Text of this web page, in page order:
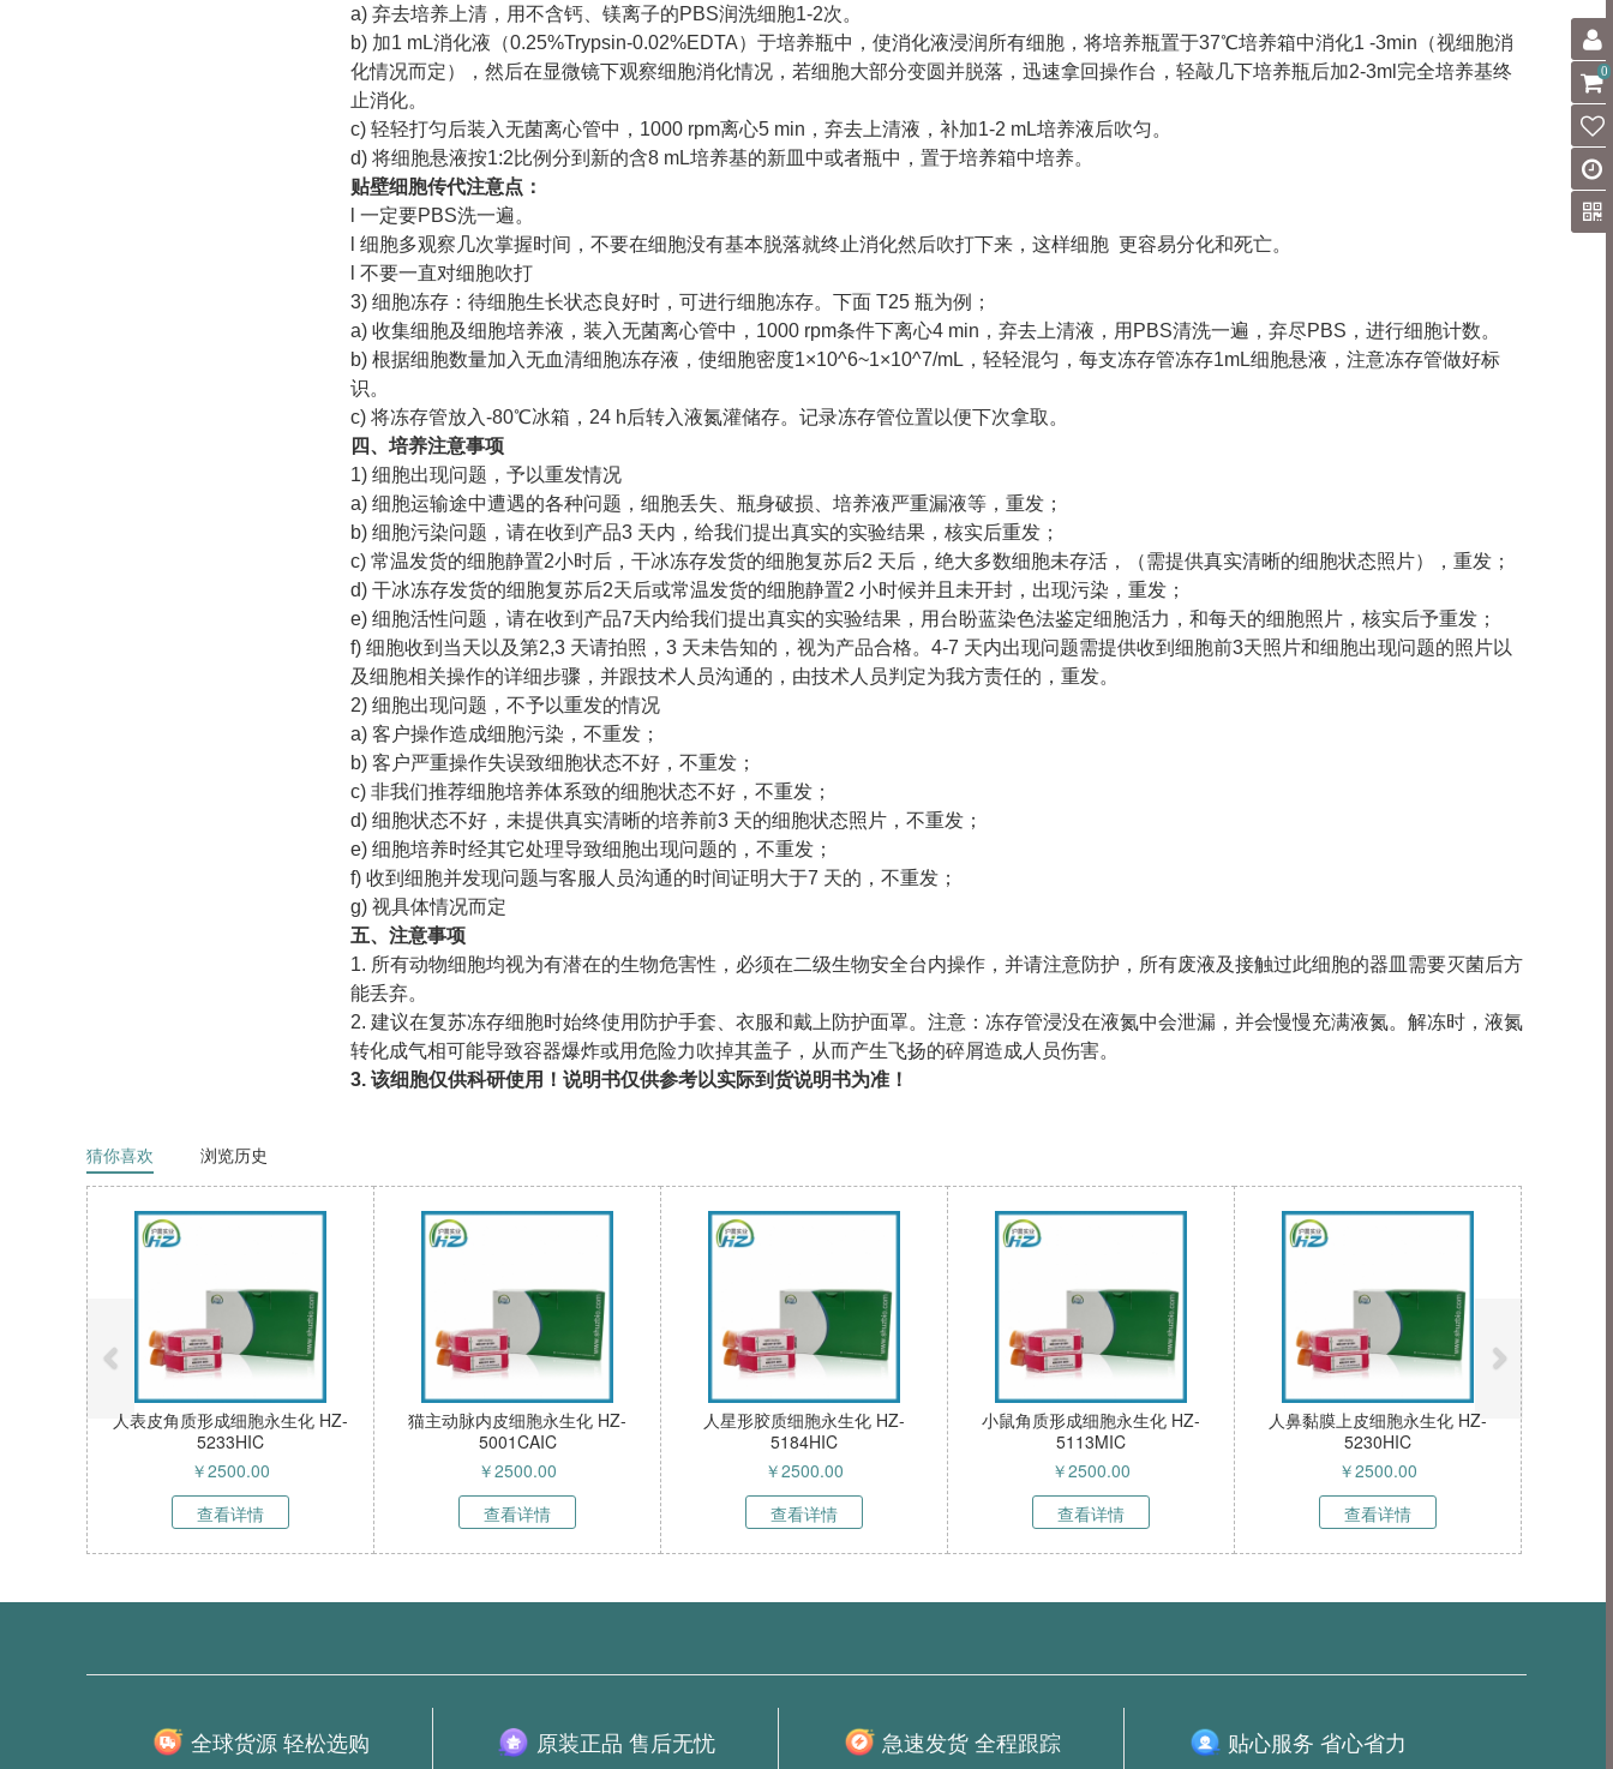
a) 弃去培养上清，用不含钙、镁离子的PBS润洗细胞1-2次。
b) 加1 mL消化液（0.25%Trypsin-0.02%EDTA）于培养瓶中，使消化液浸润所有细胞，将培养瓶置于37℃培养箱中消化1 -3min（视细胞消
化情况而定），然后在显微镜下观察细胞消化情况，若细胞大部分变圆并脱落，迅速拿回操作台，轻敲几下培养瓶后加2-3ml完全培养基终
止消化。
c) 轻轻打匀后装入无菌离心管中，1000 rpm离心5 min，弃去上清液，补加1-2 mL培养液后吹匀。
d) 将细胞悬液按1:2比例分到新的含8 mL培养基的新皿中或者瓶中，置于培养箱中培养。
贴壁细胞传代注意点：
l 一定要PBS洗一遍。
l 细胞多观察几次掌握时间，不要在细胞没有基本脱落就终止消化然后吹打下来，这样细胞 更容易分化和死亡。
l 不要一直对细胞吹打
3) 细胞冻存：待细胞生长状态良好时，可进行细胞冻存。下面 T25 瓶为例；
a) 收集细胞及细胞培养液，装入无菌离心管中，1000 rpm条件下离心4 min，弃去上清液，用PBS清洗一遍，弃尽PBS，进行细胞计数。
b) 根据细胞数量加入无血清细胞冻存液，使细胞密度1×10^6~1×10^7/mL，轻轻混匀，每支冻存管冻存1mL细胞悬液，注意冻存管做好标
识。
c) 将冻存管放入-80℃冰箱，24 h后转入液氮灌储存。记录冻存管位置以便下次拿取。
四、培养注意事项
1) 细胞出现问题，予以重发情况
a) 细胞运输途中遭遇的各种问题，细胞丢失、瓶身破损、培养液严重漏液等，重发；
b) 细胞污染问题，请在收到产品3 天内，给我们提出真实的实验结果，核实后重发；
c) 常温发货的细胞静置2小时后，干冰冻存发货的细胞复苏后2 天后，绝大多数细胞未存活，（需提供真实清晰的细胞状态照片），重发；
d) 干冰冻存发货的细胞复苏后2天后或常温发货的细胞静置2 小时候并且未开封，出现污染，重发；
e) 细胞活性问题，请在收到产品7天内给我们提出真实的实验结果，用台盼蓝染色法鉴定细胞活力，和每天的细胞照片，核实后予重发；
f) 细胞收到当天以及第2,3 天请拍照，3 天未告知的，视为产品合格。4-7 天内出现问题需提供收到细胞前3天照片和细胞出现问题的照片以
及细胞相关操作的详细步骤，并跟技术人员沟通的，由技术人员判定为我方责任的，重发。
2) 细胞出现问题，不予以重发的情况
a) 客户操作造成细胞污染，不重发；
b) 客户严重操作失误致细胞状态不好，不重发；
c) 非我们推荐细胞培养体系致的细胞状态不好，不重发；
d) 细胞状态不好，未提供真实清晰的培养前3 天的细胞状态照片，不重发；
e) 细胞培养时经其它处理导致细胞出现问题的，不重发；
f) 收到细胞并发现问题与客服人员沟通的时间证明大于7 天的，不重发；
g) 视具体情况而定
五、注意事项
1. 所有动物细胞均视为有潜在的生物危害性，必须在二级生物安全台内操作，并请注意防护，所有废液及接触过此细胞的器皿需要灭菌后方
能丢弃。
2. 建议在复苏冻存细胞时始终使用防护手套、衣服和戴上防护面罩。注意：冻存管浸没在液氮中会泄漏，并会慢慢充满液氮。解冻时，液氮
转化成气相可能导致容器爆炸或用危险力吹掉其盖子，从而产生飞扬的碎屑造成人员伤害。
3. 该细胞仅供科研使用！说明书仅供参考以实际到货说明书为准！
猜你喜欢 浏览历史
人食管成纤维细胞永生化 HZ-
￥
人耳朵软骨细胞永生化 HZ-
￥
小鼠支气管上皮永生化 HZ-
￥
胞永生化 HZ-
小鼠角质形成细胞永生化 HZ-
￥
人鼻黏膜上皮细胞永生化 HZ-
5230HIC
￥
全球货源 轻松选购 原装正品 售后无忧 急速发货 全程跟踪 贴心服务 省心省力
0